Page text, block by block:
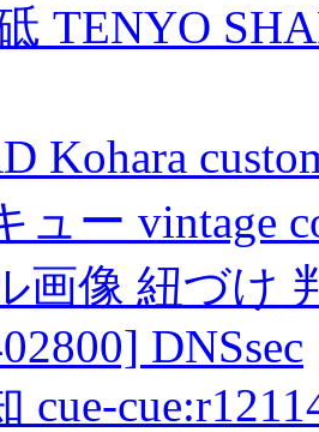
TENYO
Kohara
ュー vintage
画像 紐づけ
DNSsec
cue-